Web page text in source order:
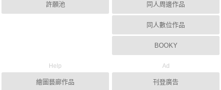
許願池 同人周邊作品
同人數位作品
BOOKY
Help
繪圖藝廊作品
Ad
刊登廣告